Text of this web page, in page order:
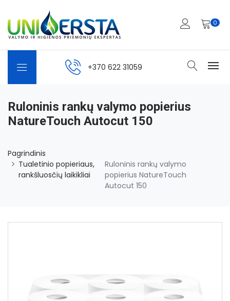
0
+370 622 31059
Ruloninis rankų valymo popierius
NatureTouch Autocut 150
Pagrindinis
Tualetinio popieriaus,
rankšluosčių laikikliai
Ruloninis rankų valymo
popierius NatureTouch
Autocut 150